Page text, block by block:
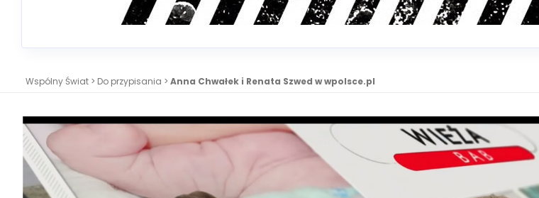
Wspólny Świat > Do przypisania > Anna Chwałek i Renata Szwed w wpolsce.pl